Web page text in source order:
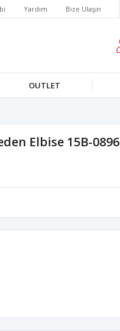
Yardım Bize Ulaşın
OUTLET
Elbise 15B-0896